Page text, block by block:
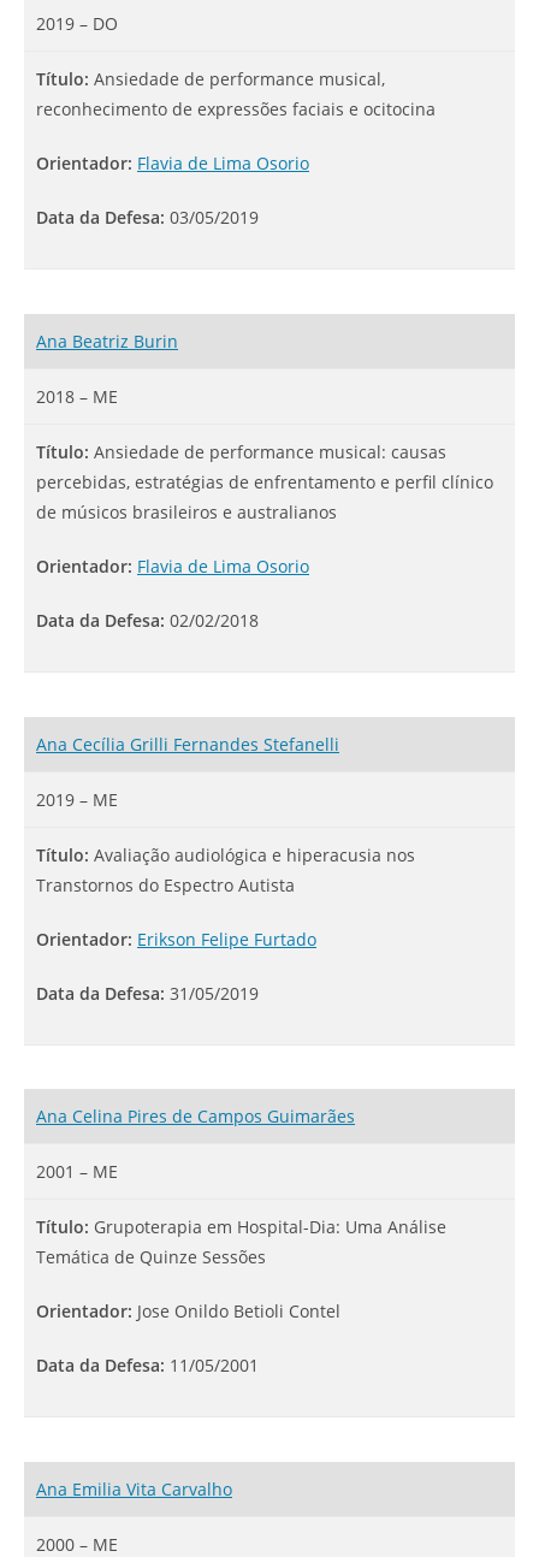
2019 – DO
Título: Ansiedade de performance musical,
reconhecimento de expressões faciais e ocitocina
Orientador: Flavia de Lima Osorio
Data da Defesa: 03/05/2019
Ana Beatriz Burin
2018 – ME
Título: Ansiedade de performance musical: causas
percebidas, estratégias de enfrentamento e perfil clínico
de músicos brasileiros e australianos
Orientador: Flavia de Lima Osorio
Data da Defesa: 02/02/2018
Ana Cecília Grilli Fernandes Stefanelli
2019 – ME
Título: Avaliação audiológica e hiperacusia nos
Transtornos do Espectro Autista
Orientador: Erikson Felipe Furtado
Data da Defesa: 31/05/2019
Ana Celina Pires de Campos Guimarães
2001 – ME
Título: Grupoterapia em Hospital-Dia: Uma Análise
Temática de Quinze Sessões
Orientador: Jose Onildo Betioli Contel
Data da Defesa: 11/05/2001
Ana Emilia Vita Carvalho
2000 – ME